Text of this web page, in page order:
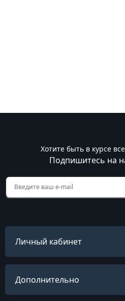
Хотите быть в курсе
Подпишитесь на
Личный кабинет
Дополнительно